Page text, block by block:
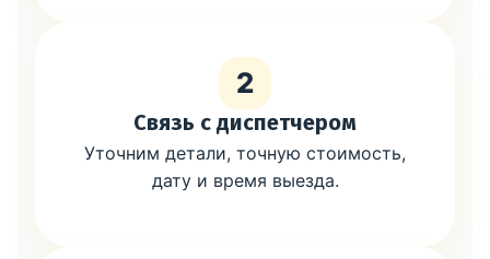
2
Связь с диспетчером
Уточним детали, точную стоимость,
дату и время выезда.